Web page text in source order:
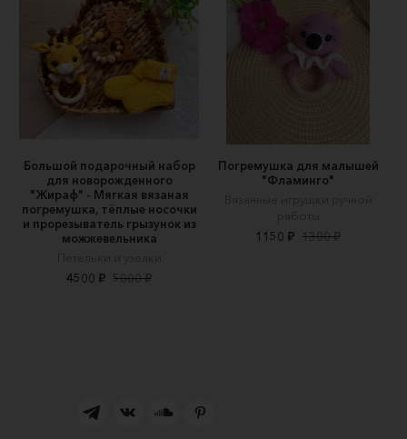
Большой подарочный набор
для новорожденного
"Жираф" - Мягкая вязаная
погремушка, тёплые носочки
и прорезыватель грызунок из
можжевельника
Петельки и узелки
4500 ₽ 5000 ₽
Погремушка для малышей
"Фламинго"
Вязанные игрушки ручной
работы
1150 ₽ 1300 ₽